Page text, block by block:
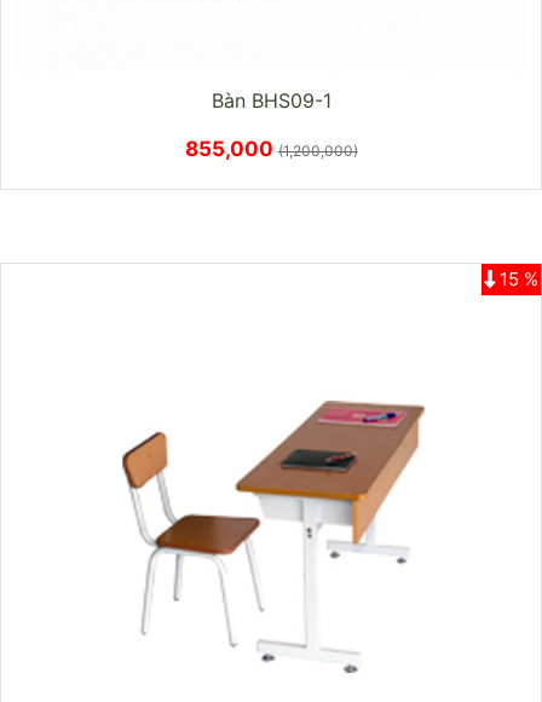
Bàn BHS09-1
855,000(1,200,000)
15 %